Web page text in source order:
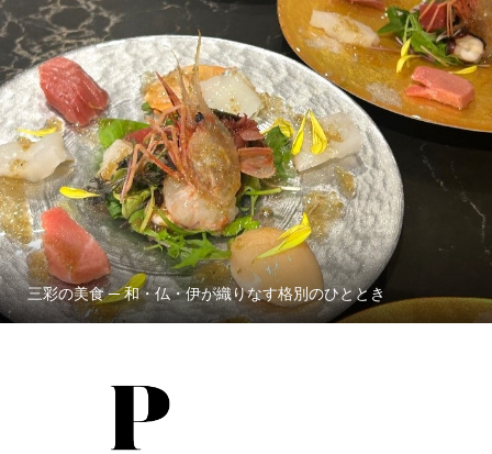
三彩の美食 ─ 和・仏・伊が織りなす格別のひととき